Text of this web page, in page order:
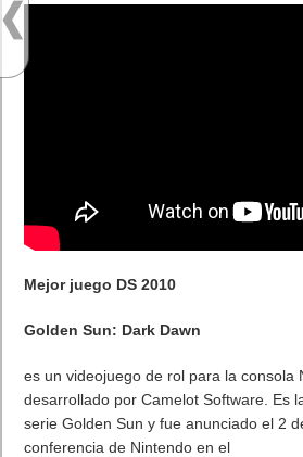
Mejor juego DS 2010
Golden Sun: Dark Dawn
es un videojuego de rol para la consola
desarrollado por Camelot Software. Es
serie Golden Sun y fue anunciado el 2
conferencia de Nintendo en el